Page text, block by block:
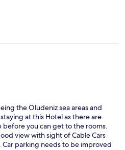
checked in for 2 nights but
at night so we decided to
the Oludeniz sea areas and
at this Hotel as there are
before you can get to the rooms.
view with sight of Cable Cars
parking needs to be improved